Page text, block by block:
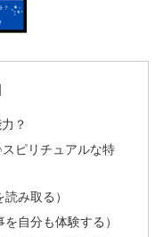
？
ピリチュアルな特
み取る）
自分も体験する）